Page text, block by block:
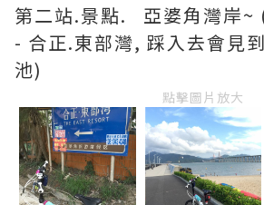
第二站.景點. 亞婆角灣岸~
- 合正.東部灣, 踩入去會見
池)
點擊圖片放大